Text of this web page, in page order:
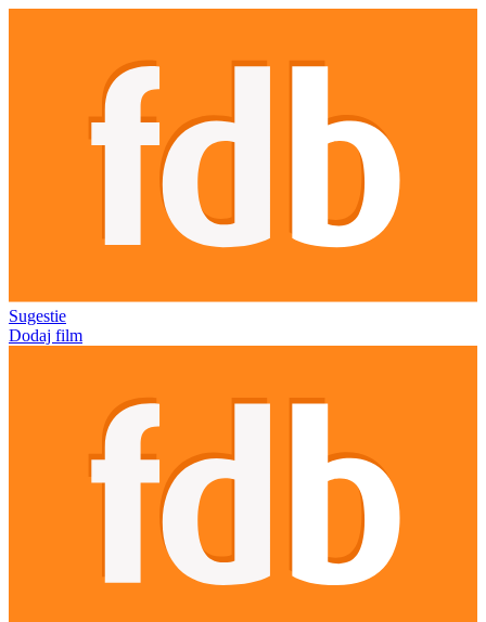
Sugestie
Dodaj film